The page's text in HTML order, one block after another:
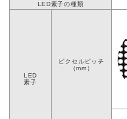
LED素子の種類
LED
素子
ピクセルピッチ
（mm）